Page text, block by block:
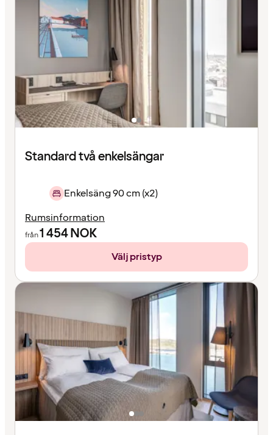
Standard två enkelsängar
Enkelsäng 90 cm (x2)
Rumsinformation
från1 454NOK
Välj pristyp